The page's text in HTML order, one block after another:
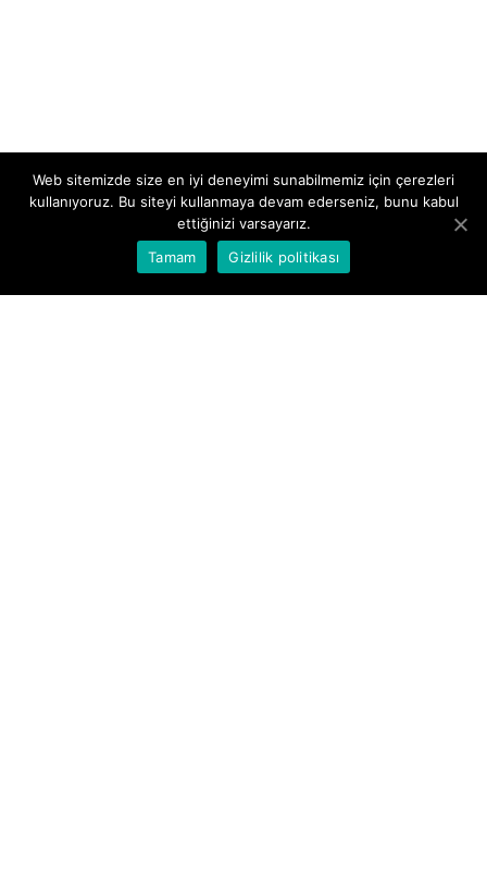
Web sitemizde size en iyi deneyimi sunabilmemiz için çerezleri
kullanıyoruz. Bu siteyi kullanmaya devam ederseniz, bunu kabul
ettiğinizi varsayarız.
Tamam
Gizlilik politikası